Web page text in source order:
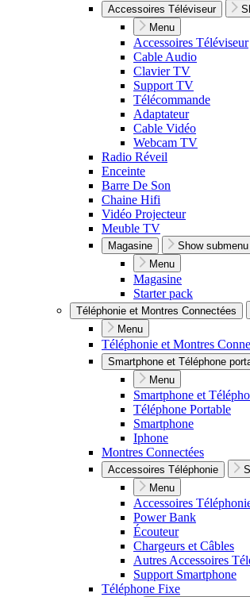
Accessoires Téléviseur
Menu
Accessoires Téléviseur
Cable Audio
Clavier TV
Support TV
Télécommande
Adaptateur
Cable Vidéo
Webcam TV
Radio Réveil
Enceinte
Barre De Son
Chaine Hifi
Vidéo Projecteur
Meuble TV
Magasine
Show
Menu
Magasine
Starter pack
Téléphonie et Montres Connectées
Menu
Téléphonie et Montres
Smartphone et Téléphone
Menu
Smartphone et
Téléphone Portable
Smartphone
Iphone
Montres Connectées
Accessoires Téléphonie
Menu
Accessoires
Power Bank
Écouteur
Chargeurs et Câbles
Autres Accessoires
Support Smartphone
Téléphone Fixe